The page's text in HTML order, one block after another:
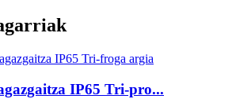
IP65 Tri-pro...